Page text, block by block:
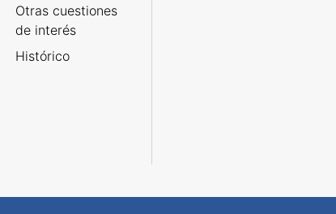
Otras cuestiones
de interés
Histórico